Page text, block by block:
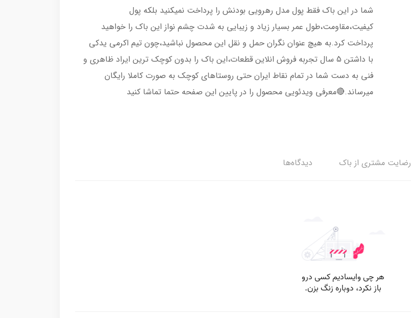
شما در این باک فقط پول مدل رهرویی بودنش را پرداخت نمیکنید بلکه پول
کیفیت،مقاومت،طول عمر بسیار زیاد و زیبایی به شدت چشم نواز این باک را خواهید
پرداخت کرد.به هیچ عنوان نگران حمل و نقل این محصول نباشید،چون تیم اکرمی یدکی
با داشتن 5 سال تجربه فروش انلاین قطعات،این باک را بدون کوچک ترین ایراد ظاهری و
فنی به دست شما در تمام نقاط ایران حتی روستاهای کوچک به صورت کاملا رایگان
میرساند.🔴معرفی ویدئویی محصول را در پایین این صفحه حتما تماشا کنید
رضایت مشتری از باک دیدگاه‌ها